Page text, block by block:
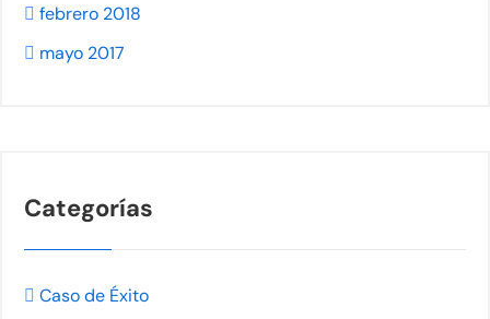
febrero 2018
mayo 2017
Categorías
Caso de Éxito